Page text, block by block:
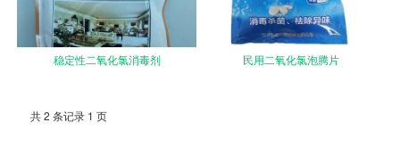
稳定性二氧化氯消毒剂 民用二氧化氯泡腾片
共 2 条记录 1 页